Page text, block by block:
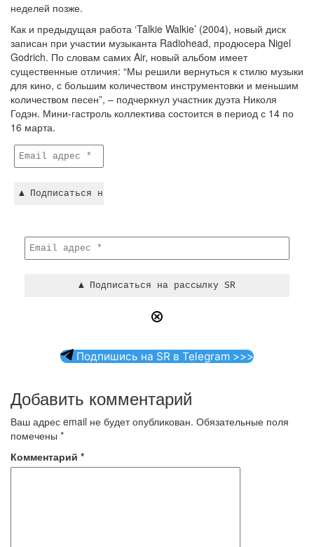
неделей позже.
Как и предыдущая работа ‘Talkie Walkie’ (2004), новый диск
записан при участии музыканта Radiohead, продюсера Nigel
Godrich. По словам самих Air, новый альбом имеет
существенные отличия: “Мы решили вернуться к стилю музыки
для кино, с большим количеством инструментовки и меньшим
количеством песен”, – подчеркнул участник дуэта Николя
Годэн. Мини-гастроль коллектива состоится в период с 14 по
16 марта.
Подпишись на SR в Telegram >>>
Добавить комментарий
Ваш адрес email не будет опубликован. Обязательные поля
помечены *
Комментарий *